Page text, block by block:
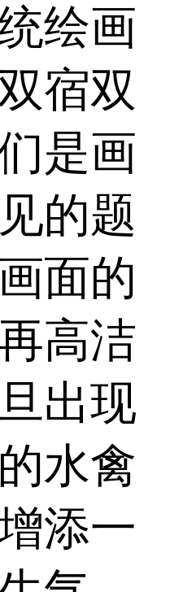
绘画
宿双
是画
的题
面的
高洁
出现
水禽
添一